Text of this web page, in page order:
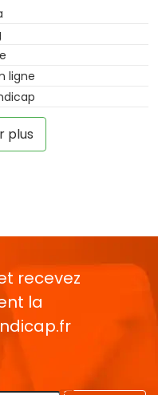
ligne
plus
recevez
la